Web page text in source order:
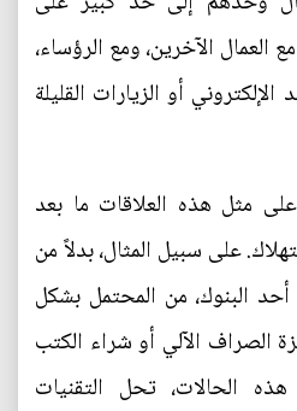
الآخرين، ومع الرؤساء،
أو الزيارات القليلة
مثل هذه العلاقات ما بعد
على سبيل المثال، بدلاً من
البنوك، من المحتمل بشكل
الصراف الآلي أو شراء الكتب
الحالات، تحل التقنيات